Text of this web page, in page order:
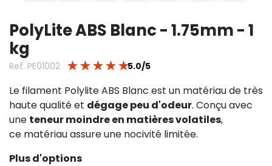
PolyLite ABS Blanc - 1.75mm - 1
kg
Ref. PE01002 ★ ★ ★ ★ ★5.0/5
Le filament Polylite ABS Blanc est un matériau de très
haute qualité et dégage peu d'odeur. Conçu avec
une teneur moindre en matières volatiles,
ce matériau assure une nocivité limitée.
Plus d'options